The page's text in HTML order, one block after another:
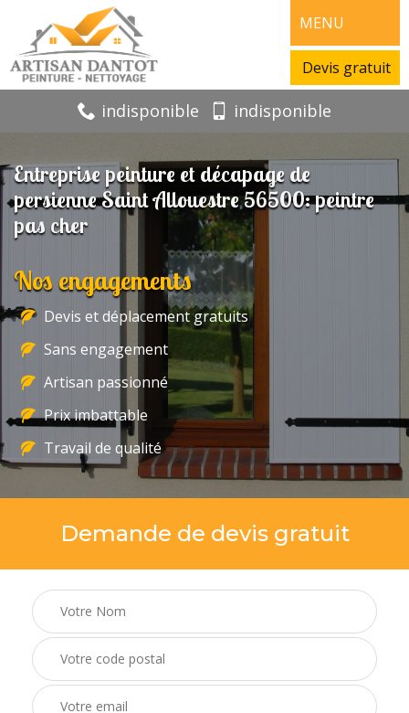
MENU
Devis gratuit
indisponible indisponible
Entreprise peinture et décapage de
persienne Saint Allouestre 56500: peintre
pas cher
Nos engagements
Devis et déplacement gratuits
Sans engagement
Artisan passionné
Prix imbattable
Travail de qualité
Demande de devis gratuit